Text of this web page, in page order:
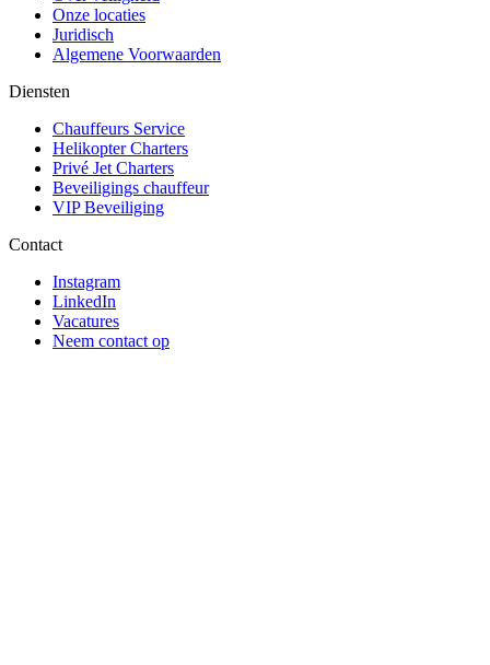
Onze locaties
Juridisch
Algemene Voorwaarden
Diensten
Chauffeurs Service
Helikopter Charters
Privé Jet Charters
Beveiligings chauffeur
VIP Beveiliging
Contact
Instagram
LinkedIn
Vacatures
Neem contact op